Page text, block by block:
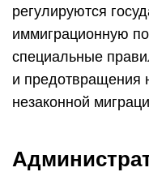
регулируются
иммиграционную
специальные
и предотвращения
незаконной